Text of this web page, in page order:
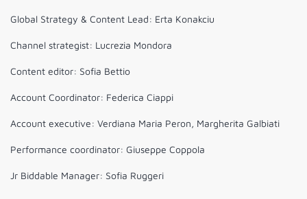
Global Strategy & Content Lead: Erta Konakciu
Channel strategist: Lucrezia Mondora
Content editor: Sofia Bettio
Account Coordinator: Federica Ciappi
Account executive: Verdiana Maria Peron, Margherita Galbiati
Performance coordinator: Giuseppe Coppola
Jr Biddable Manager: Sofia Ruggeri